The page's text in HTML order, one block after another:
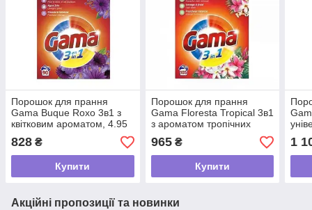
Порошок для прання
Gama Buque Roxo 3в1 з
квітковим ароматом, 4.95
кг (90 прань)
828 ₴
Купити
Порошок для прання
Gama Floresta Tropical 3в1
з ароматом тропічних
квітів, 6.3 кг (105 прань)
965₴
Купити
1
Акційні пропозиції та новинки